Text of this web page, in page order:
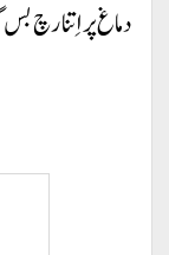
دماغ پر اِتنا رچ